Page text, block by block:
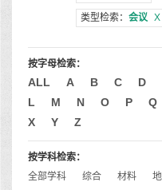
类型检索： 会议 X
按字母检索：
ALL A B C D
L
M N O P Q
X
Y Z
按学科检索：
全部学科
综合 材料